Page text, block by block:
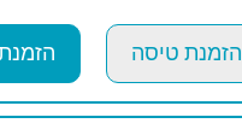
הזמנת טיסה